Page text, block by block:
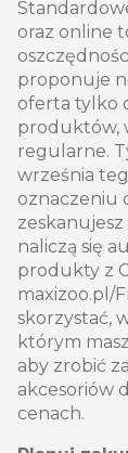
oraz online
proponuje
oferta tylko
produktów,
regularne.
września
oznaczeniu
zeskanujesz
naliczą się
produkty z
maxizoo.pl/
skorzystać,
którym
aby zrobić
akcesoriów
cenach.